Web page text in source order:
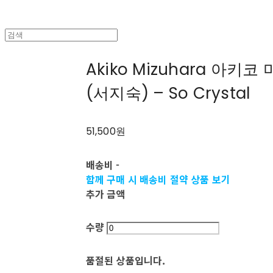
Akiko Mizuhara 아키코
(서지숙) – So Crystal
51,500원
배송비-
함께 구매 시 배송비 절약 상품 보기
추가 금액
수량
품절된 상품입니다.